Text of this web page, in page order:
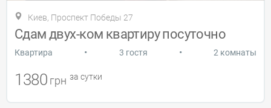
Киев, Проспект Победы 27
Сдам двух-ком квартиру посуточно
Квартира • 3 гостя • 2 комнаты
1380 грн за сутки